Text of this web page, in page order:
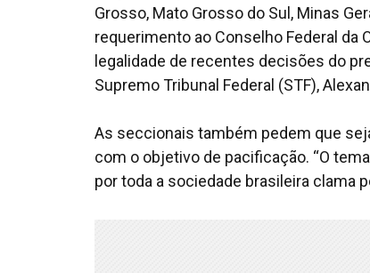
Grosso, Mato Grosso do Sul, Minas
requerimento ao Conselho Federal da
legalidade de recentes decisões do
Supremo Tribunal Federal (STF),
As seccionais também pedem que
com o objetivo de pacificação. “O
por toda a sociedade brasileira clama